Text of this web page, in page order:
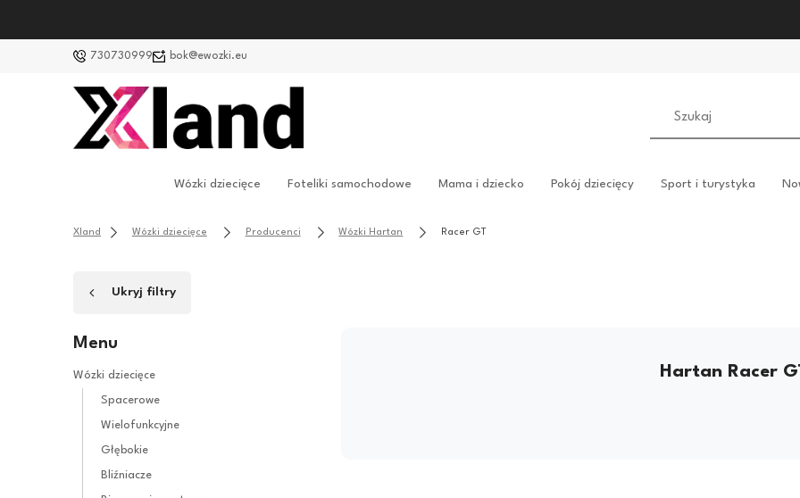
730730999 bok@ewozki.eu
Wózki dziecięce Foteliki samochodowe Mama i dziecko Pokój dziecięcy Sport i turystyka
Xland Wózki dziecięce Producenci Wózki Hartan Racer GT
Ukryj filtry
Menu
Wózki dziecięce
Spacerowe
Wielofunkcyjne
Głębokie
Bliźniacze
Hartan Racer